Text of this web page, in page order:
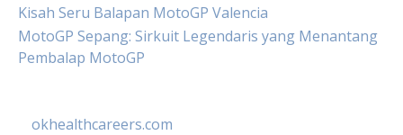
Kisah Seru Balapan MotoGP Valencia
MotoGP Sepang: Sirkuit Legendaris yang Menantang
Pembalap MotoGP
okhealthcareers.com